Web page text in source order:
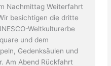
Nachmittag Weiterfahrt
besichtigen die dritte
Weltkulturerbe
und dem
Gedenksäulen und
Am Abend Rückfahrt